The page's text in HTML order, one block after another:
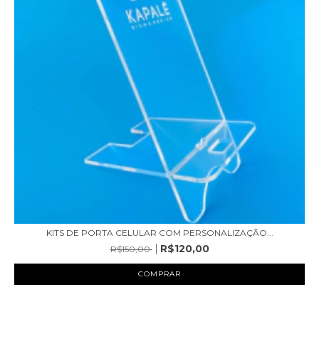
KITS DE PORTA CELULAR COM PERSONALIZAÇÃO...
R$150,00
R$120,00
COMPRAR